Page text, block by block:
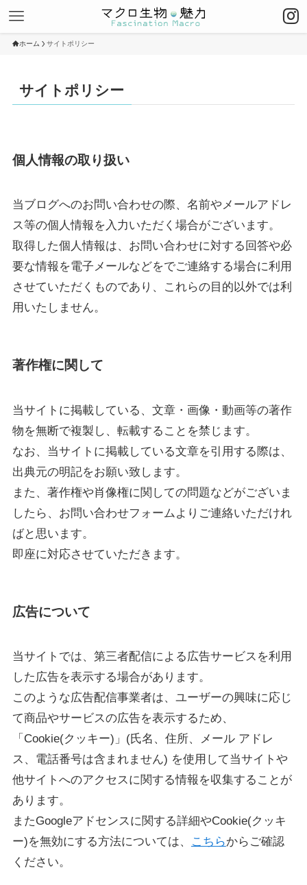
ホーム サイトポリシー
サイトポリシー
個人情報の取り扱い
当ブログへのお問い合わせの際、名前やメールアドレ
ス等の個人情報を入力いただく場合がございます。
取得した個人情報は、お問い合わせに対する回答や必
要な情報を電子メールなどをでご連絡する場合に利用
させていただくものであり、これらの目的以外では利
用いたしません。
著作権に関して
当サイトに掲載している、文章・画像・動画等の著作
物を無断で複製し、転載することを禁じます。
なお、当サイトに掲載している文章を引用する際は、
出典元の明記をお願い致します。
また、著作権や肖像権に関しての問題などがございま
したら、お問い合わせフォームよりご連絡いただけれ
ばと思います。
即座に対応させていただきます。
広告について
当サイトでは、第三者配信による広告サービスを利用
した広告を表示する場合があります。
このような広告配信事業者は、ユーザーの興味に応じ
て商品やサービスの広告を表示するため、
「Cookie(クッキー)」(氏名、住所、メール アドレ
ス、電話番号は含まれません) を使用して当サイトや
他サイトへのアクセスに関する情報を収集することが
あります。
またGoogleアドセンスに関する詳細やCookie(クッキ
ー)を無効にする方法については、
こちらからご確認
ください。